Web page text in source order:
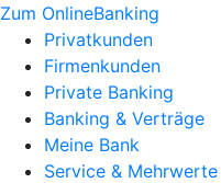
Zum OnlineBanking
Privatkunden
Firmenkunden
Private Banking
Banking & Verträge
Meine Bank
Service & Mehrwerte